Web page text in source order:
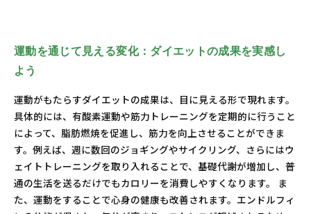
運動を通じて見える変化：ダイエットの成果を実感し
よう
運動がもたらすダイエットの成果は、目に見える形で現れます。
具体的には、有酸素運動や筋力トレーニングを定期的に行うこと
によって、脂肪燃焼を促進し、筋力を向上させることができま
す。例えば、週に数回のジョギングやサイクリング、さらにはウ
ェイトトレーニングを取り入れることで、基礎代謝が増加し、普
通の生活を送るだけでもカロリーを消費しやすくなります。 ま
た、運動をすることで心身の健康も改善されます。エンドルフィ